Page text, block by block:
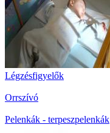
Légzésfigyelők
Orrszívó
Pelenkák - terpeszpelenkák